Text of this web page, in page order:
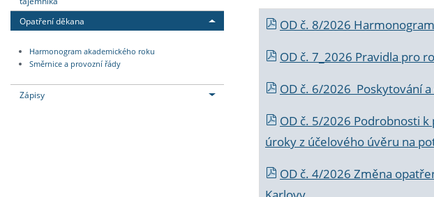
Opatření děkana
Harmonogram akademického roku
Směrnice a provozní řády
Zápisy
OD č. 8/2026
OD č. 7_2026 Pravidla pro
OD č. 6/2026 Poskytování
OD č. 5/2026 Podrobnosti
úroky z účelového úvěru na
OD č. 4/2026 Změna